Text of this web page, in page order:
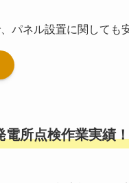
パネル設置に関しても
所点検作業実績！